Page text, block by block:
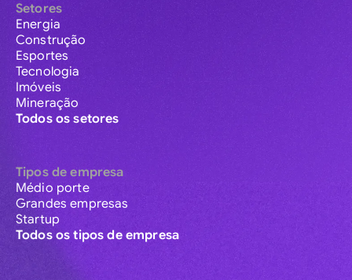
Setores
Energia
Construção
Esportes
Tecnologia
Imóveis
Mineração
Todos os setores
Tipos de empresa
Médio porte
Grandes empresas
Startup
Todos os tipos de empresa